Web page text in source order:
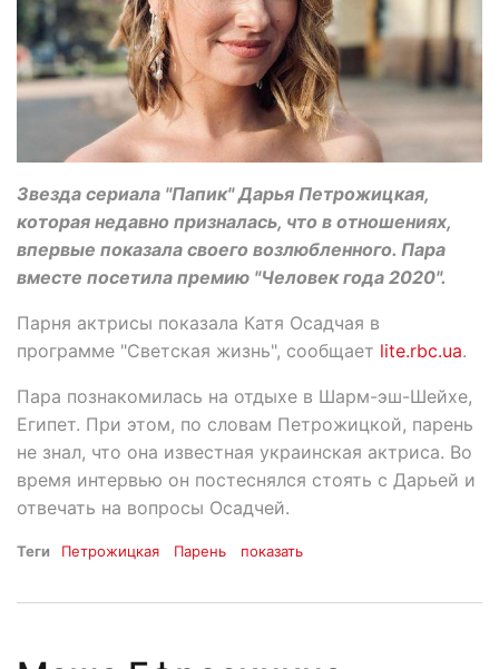
Звезда сериала "Папик" Дарья Петрожицкая,
которая недавно призналась, что в отношениях,
впервые показала своего возлюбленного. Пара
вместе посетила премию "Человек года 2020".
Парня актрисы показала Катя Осадчая в
программе "Светская жизнь", сообщает lite.rbc.ua.
Пара познакомилась на отдыхе в Шарм-эш-Шейхе,
Египет. При этом, по словам Петрожицкой, парень
не знал, что она известная украинская актриса. Во
время интервью он постеснялся стоять с Дарьей и
отвечать на вопросы Осадчей.
Теги Петрожицкая Парень показать